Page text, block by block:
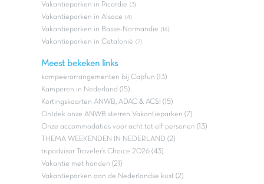
Vakantieparken in Picardie (3)
Vakantieparken in Alsace (4)
Vakantieparken in Basse-Normandie (16)
Vakantieparken in Catalonië (7)
Meest bekeken links
kampeerarrangementen bij Capfun (13)
Kamperen in Nederland (15)
Kortingskaarten ANWB, ADAC & ACSI (15)
Ontdek onze ANWB sterren Vakantieparken (7)
Onze accommodaties voor acht tot elf personen (13)
THEMA WEEKENDEN IN NEDERLAND (2)
tripadvisor Traveler’s Choice 2026 (43)
Vakantie met honden (21)
Vakantieparken aan de Nederlandse kust (2)